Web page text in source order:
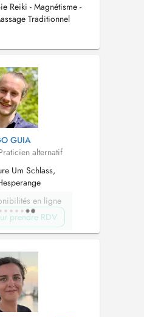
Reiki - Magnétisme -
Traditionnel
Je vous reçois dans un
situé au cœur de
les arts du
GUIA
alternatif
Um Schlass,
en ligne
prendre RDV